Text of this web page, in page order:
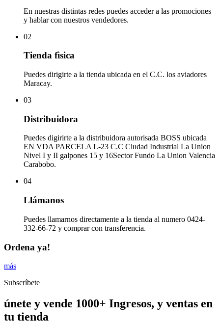
En nuestras distintas redes puedes acceder a las promociones
y hablar con nuestros vendedores.
02
Tienda fìsica
Puedes dirigirte a la tienda ubicada en el C.C. los aviadores
Maracay.
03
Distribuidora
Puedes digirirte a la distribuidora autorisada BOSS ubicada
EN VDA PARCELA L-23 C.C Ciudad Industrial La Union
Nivel I y II galpones 15 y 16Sector Fundo La Union Valencia
Carabobo.
04
Llámanos
Puedes llamarnos directamente a la tienda al numero 0424-
332-66-72 y comprar con transferencia.
Ordena ya!
más
Subscríbete
únete y vende 1000+ Ingresos, y ventas en
tu tienda